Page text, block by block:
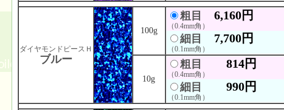
ダイヤモンドピースＨ
ブルー
100g
粗目 6,160円
（0.4mm角）
細目 7,700円
（0.1mm角）
10g
粗目 814円
（0.4mm角）
細目 990円
（0.1mm角）